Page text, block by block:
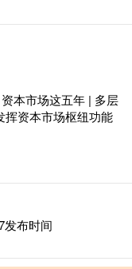
本市场这五年 | 多层
挥资本市场枢纽功能
发布时间